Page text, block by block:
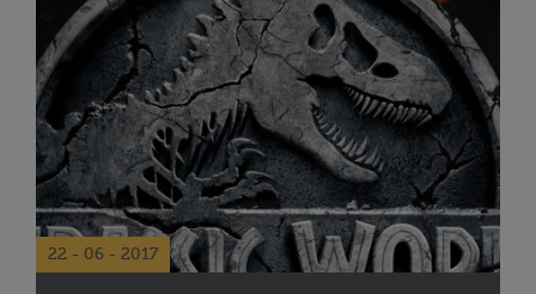
22 - 06 - 2017